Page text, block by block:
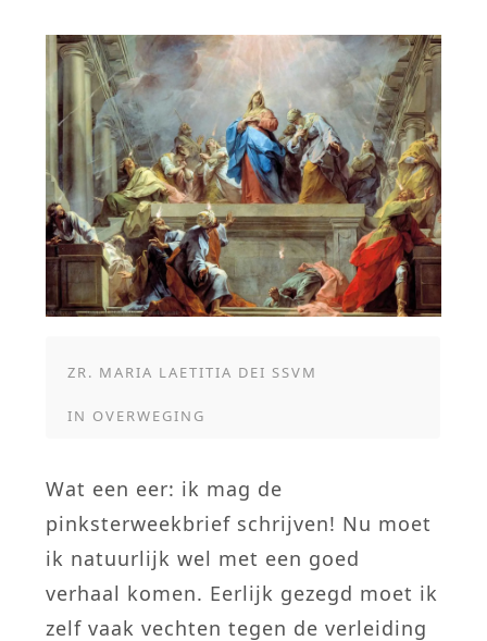
ZR. MARIA LAETITIA DEI SSVM
IN OVERWEGING
Wat een eer: ik mag de
pinksterweekbrief schrijven! Nu moet
ik natuurlijk wel met een goed
verhaal komen. Eerlijk gezegd moet ik
zelf vaak vechten tegen de verleiding